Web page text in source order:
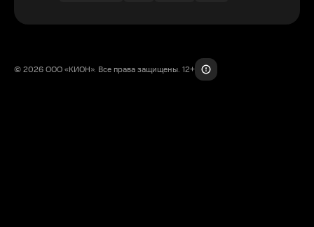
© 2026 ООО «КИОН». Все права защищены. 12+